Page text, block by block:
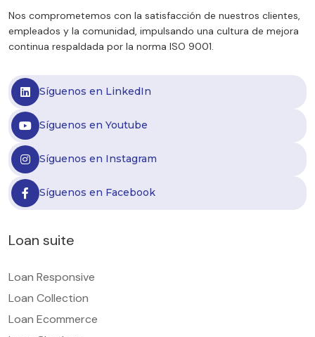
Nos comprometemos con la satisfacción de nuestros clientes,
empleados y la comunidad, impulsando una cultura de mejora
continua respaldada por la norma ISO 9001.
Síguenos en LinkedIn
Síguenos en Youtube
Síguenos en Instagram
Síguenos en Facebook
Loan suite
Loan Responsive
Loan Collection
Loan Ecommerce